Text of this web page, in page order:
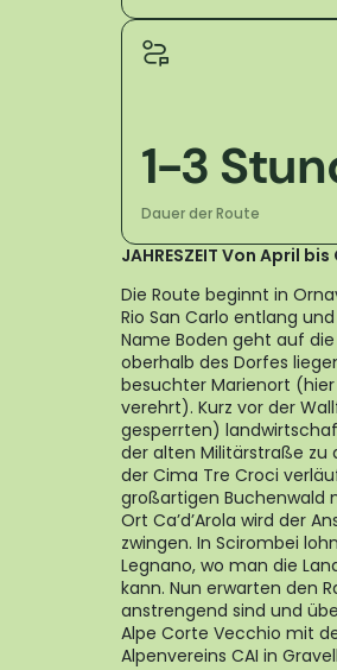
1-3
Dauer der Route
JAHRESZEIT Von April
Die Route beginnt in
Rio San Carlo entlang
Name Boden geht auf
oberhalb des Dorfes
besuchter Marienort
verehrt). Kurz vor der
gesperrten)
der alten Militärstraße zu
der Cima Tre Croci
großartigen Buchenwald
Ort Ca’d’Arola wird der
zwingen. In Scirombei
Legnano, wo man die
kann. Nun erwarten den
anstrengend sind und
Alpe Corte Vecchio mit
Alpenvereins CAI in